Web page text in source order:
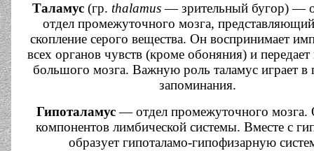
Таламус (гр. thalamus— зрительный бугор) —
отдел промежуточного мозга,
скопление серого вещества. Он воспринимает
всех органов чувств (кроме обоняния) и
большого мозга. Важную роль таламус играет в
запоминания.
Гипоталамус— отдел промежуточного мозга.
компонентов лимбической системы. Вместе с
образует гипоталамо-гипофизарную